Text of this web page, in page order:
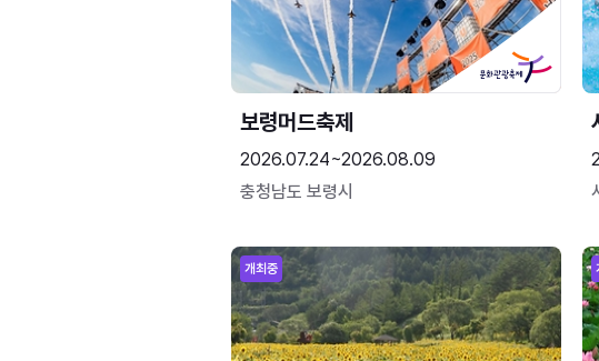
보령머드축제
2026.07.24~2026.08.09
충청남도 보령시
개최중